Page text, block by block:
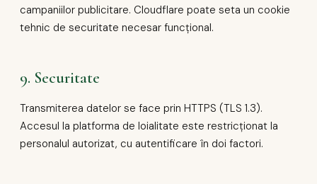
campaniilor publicitare. Cloudflare poate seta un cookie
tehnic de securitate necesar funcțional.
9. Securitate
Transmiterea datelor se face prin HTTPS (TLS 1.3).
Accesul la platforma de loialitate este restricționat la
personalul autorizat, cu autentificare în doi factori.